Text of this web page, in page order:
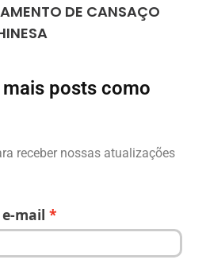
DE CANSAÇO
posts como
receber nossas atualizações
mail